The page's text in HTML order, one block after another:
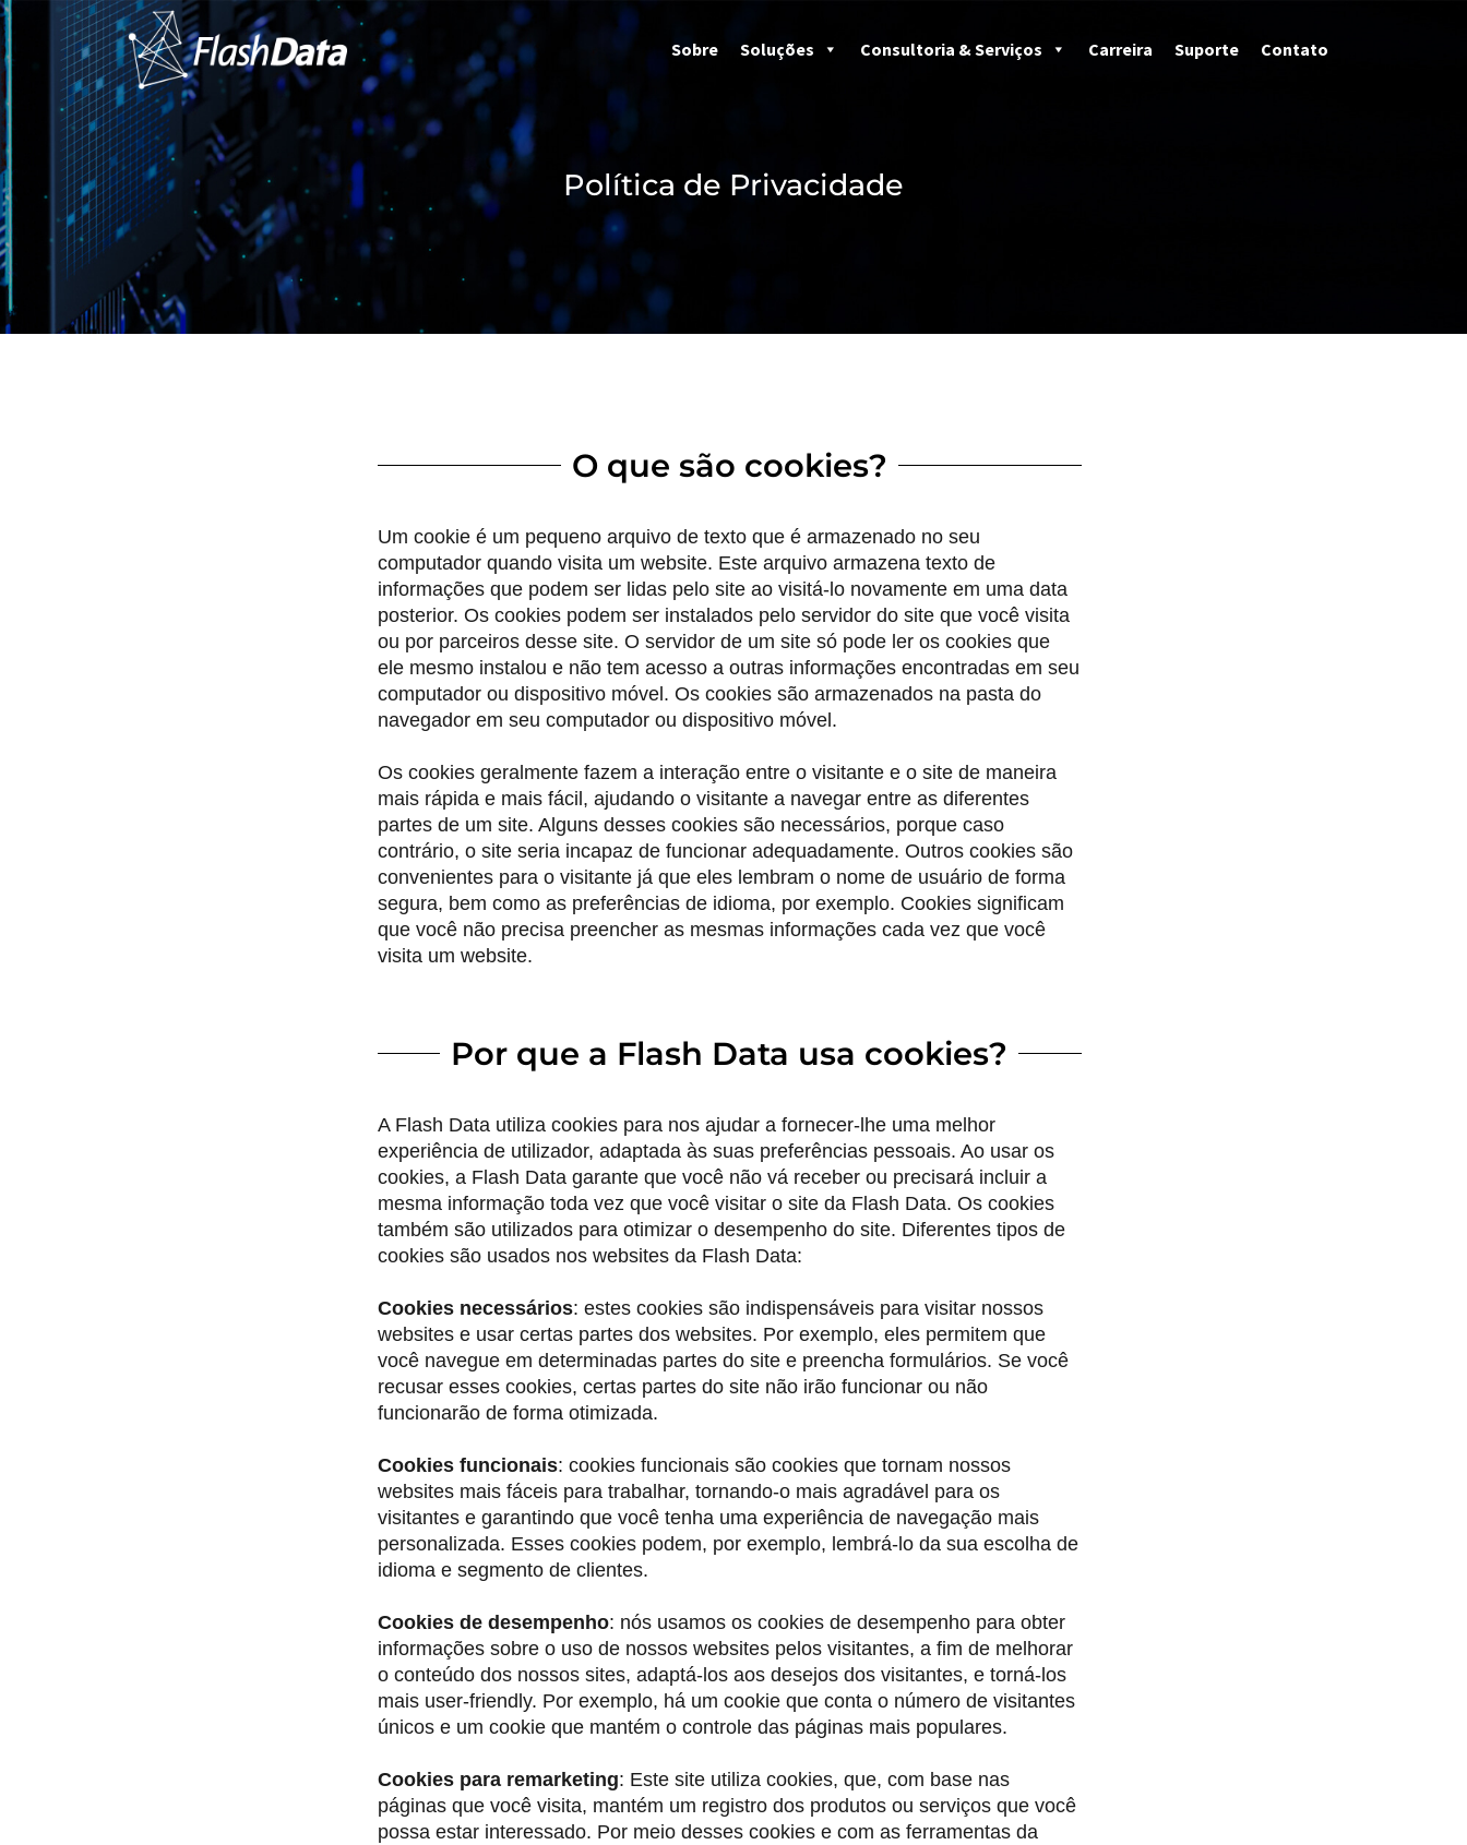
Sobre Soluções Consultoria & Serviços Carreira Suporte Contato
Política de Privacidade
O que são cookies?
Um cookie é um pequeno arquivo de texto que é armazenado no seu
computador quando visita um website. Este arquivo armazena texto de
informações que podem ser lidas pelo site ao visitá-lo novamente em uma data
posterior. Os cookies podem ser instalados pelo servidor do site que você visita
ou por parceiros desse site. O servidor de um site só pode ler os cookies que
ele mesmo instalou e não tem acesso a outras informações encontradas em seu
computador ou dispositivo móvel. Os cookies são armazenados na pasta do
navegador em seu computador ou dispositivo móvel.
Os cookies geralmente fazem a interação entre o visitante e o site de maneira
mais rápida e mais fácil, ajudando o visitante a navegar entre as diferentes
partes de um site. Alguns desses cookies são necessários, porque caso
contrário, o site seria incapaz de funcionar adequadamente. Outros cookies são
convenientes para o visitante já que eles lembram o nome de usuário de forma
segura, bem como as preferências de idioma, por exemplo. Cookies significam
que você não precisa preencher as mesmas informações cada vez que você
visita um website.
Por que a Flash Data usa cookies?
A Flash Data utiliza cookies para nos ajudar a fornecer-lhe uma melhor
experiência de utilizador, adaptada às suas preferências pessoais. Ao usar os
cookies, a Flash Data garante que você não vá receber ou precisará incluir a
mesma informação toda vez que você visitar o site da Flash Data. Os cookies
também são utilizados para otimizar o desempenho do site. Diferentes tipos de
cookies são usados nos websites da Flash Data:
Cookies necessários: estes cookies são indispensáveis para visitar nossos
websites e usar certas partes dos websites. Por exemplo, eles permitem que
você navegue em determinadas partes do site e preencha formulários. Se você
recusar esses cookies, certas partes do site não irão funcionar ou não
funcionarão de forma otimizada.
Cookies funcionais: cookies funcionais são cookies que tornam nossos
websites mais fáceis para trabalhar, tornando-o mais agradável para os
visitantes e garantindo que você tenha uma experiência de navegação mais
personalizada. Esses cookies podem, por exemplo, lembrá-lo da sua escolha de
idioma e segmento de clientes.
Cookies de desempenho: nós usamos os cookies de desempenho para obter
informações sobre o uso de nossos websites pelos visitantes, a fim de melhorar
o conteúdo dos nossos sites, adaptá-los aos desejos dos visitantes, e torná-los
mais user-friendly. Por exemplo, há um cookie que conta o número de visitantes
únicos e um cookie que mantém o controle das páginas mais populares.
Cookies para remarketing: Este site utiliza cookies, que, com base nas
páginas que você visita, mantém um registro dos produtos ou serviços que você
possa estar interessado. Por meio desses cookies e com as ferramentas da